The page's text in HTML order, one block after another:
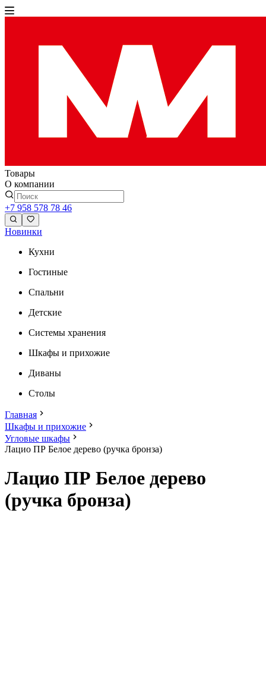
Товары
О компании
+7 958 578 78 46
Новинки
Кухни
Гостиные
Спальни
Детские
Системы хранения
Шкафы и прихожие
Диваны
Столы
Главная
Шкафы и прихожие
Угловые шкафы
Лацио ПР Белое дерево (ручка бронза)
Лацио ПР Белое дерево
(ручка бронза)